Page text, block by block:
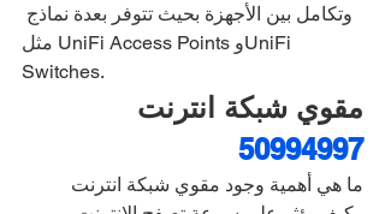
وتكامل بين الأجهزة بحيث تتوفر بعدة نماذج
مثل UniFi Access Points وUniFi
Switches.
مقوي شبكة انترنت
50994997
ما هي أهمية وجود مقوي شبكة انترنت